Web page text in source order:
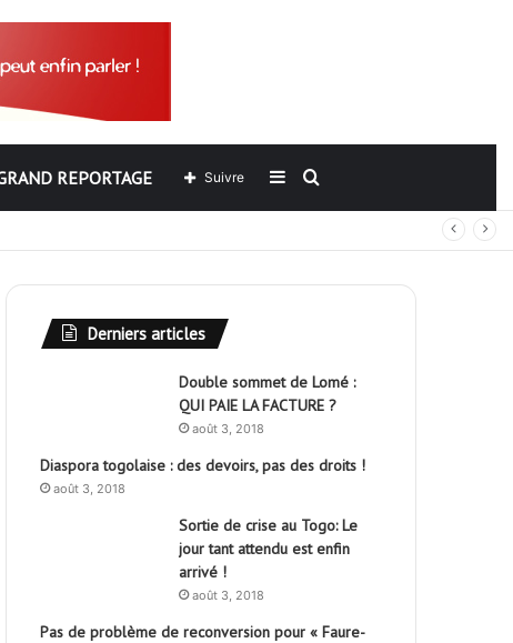
REPORTAGE Rechercher
Sidebar
(barre
Suivre
Derniers articles
Double sommet de Lomé :
QUI PAIE LA FACTURE ?
août 3, 2018
Diaspora togolaise : des devoirs, pas des droits !
août 3, 2018
Sortie de crise au Togo: Le
jour tant attendu est enfin
arrivé !
août 3, 2018
Pas de problème de reconversion pour « Faure-